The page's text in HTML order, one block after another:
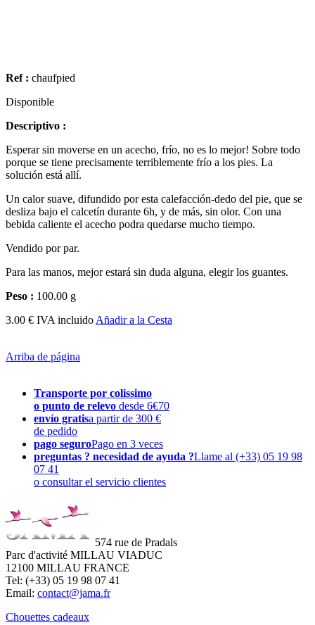
Ref : chaufpied
Disponible
Descriptivo :
Esperar sin moverse en un acecho, frío, no es lo mejor! Sobre todo
porque se tiene precisamente terriblemente frío a los pies. La
solución está allí.
Un calor suave, difundido por esta calefacción-dedo del pie, que se
desliza bajo el calcetín durante 6h, y de más, sin olor. Con una
bebida caliente el acecho podra quedarse mucho tiempo.
Vendido por par.
Para las manos, mejor estará sin duda alguna, elegir los guantes.
Peso : 100.00 g
3.00 € IVA incluido Añadir a la Cesta
Arriba de página
Transporte por colissimo
o punto de relevo desde 6€70
envío gratisa partir de 300 €
de pedido
pago seguroPago en 3 veces
preguntas ? necesidad de ayuda ?Llame al (+33) 05 19 98
07 41
o consultar el servicio clientes
574 rue de Pradals
Parc d'activité MILLAU VIADUC
12100 MILLAU FRANCE
Tel: (+33) 05 19 98 07 41
Email: contact@jama.fr
Chouettes cadeaux